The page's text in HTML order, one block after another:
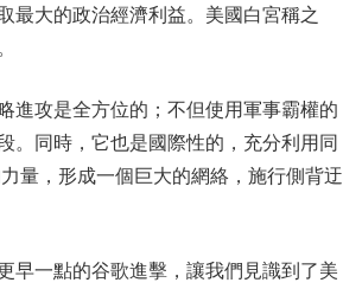
最大的政治經濟利益。美國白宮稱之
進攻是全方位的；不但使用軍事霸權的
。同時，它也是國際性的，充分利用同
量，形成一個巨大的網絡，施行側背迂
早一點的谷歌進擊，讓我們見識到了美